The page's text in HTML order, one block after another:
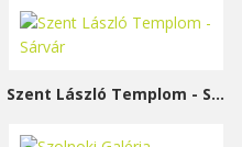
Szent László Templom - Sárvár